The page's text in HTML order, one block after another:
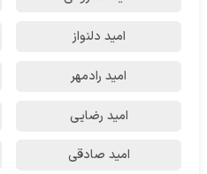
امید دلنواز
امید رادمهر
امید رضایی
امید صادقی